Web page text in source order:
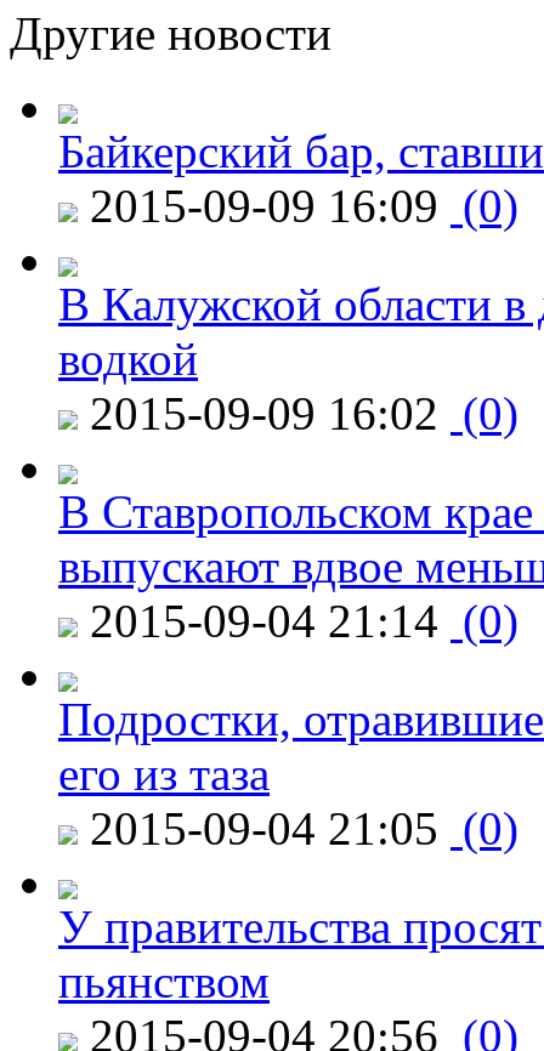
Другие новости
Байкерский бар,
2015-09-09 16:09 (0)
В Калужской области в
водкой
2015-09-09 16:02 (0)
В Ставропольском
выпускают вдвое
2015-09-04 21:14 (0)
Подростки,
его из таза
2015-09-04 21:05 (0)
У правительства
пьянством
2015-09-04 20:56 (0)